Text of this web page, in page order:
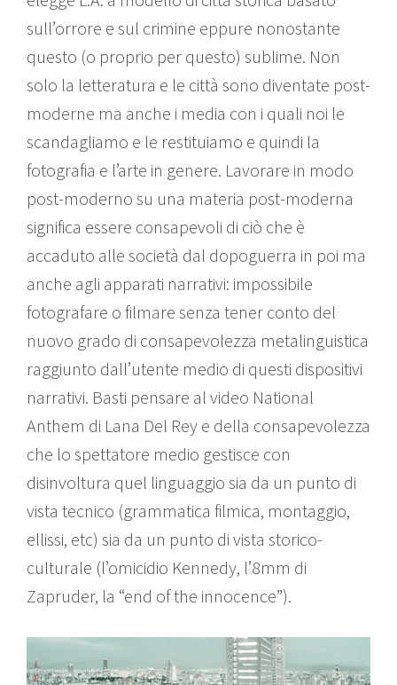
sull’orrore e sul crimine eppure nonostante
questo (o proprio per questo) sublime. Non
solo la letteratura e le città sono diventate post-
moderne ma anche i media con i quali noi le
scandagliamo e le restituiamo e quindi la
fotografia e l’arte in genere. Lavorare in modo
post-moderno su una materia post-moderna
significa essere consapevoli di ciò che è
accaduto alle società dal dopoguerra in poi ma
anche agli apparati narrativi: impossibile
fotografare o filmare senza tener conto del
nuovo grado di consapevolezza metalinguistica
raggiunto dall’utente medio di questi dispositivi
narrativi. Basti pensare al video National
Anthem di Lana Del Rey e della consapevolezza
che lo spettatore medio gestisce con
disinvoltura quel linguaggio sia da un punto di
vista tecnico (grammatica filmica, montaggio,
ellissi, etc) sia da un punto di vista storico-
culturale (l’omicidio Kennedy, l’8mm di
Zapruder, la “end of the innocence”).